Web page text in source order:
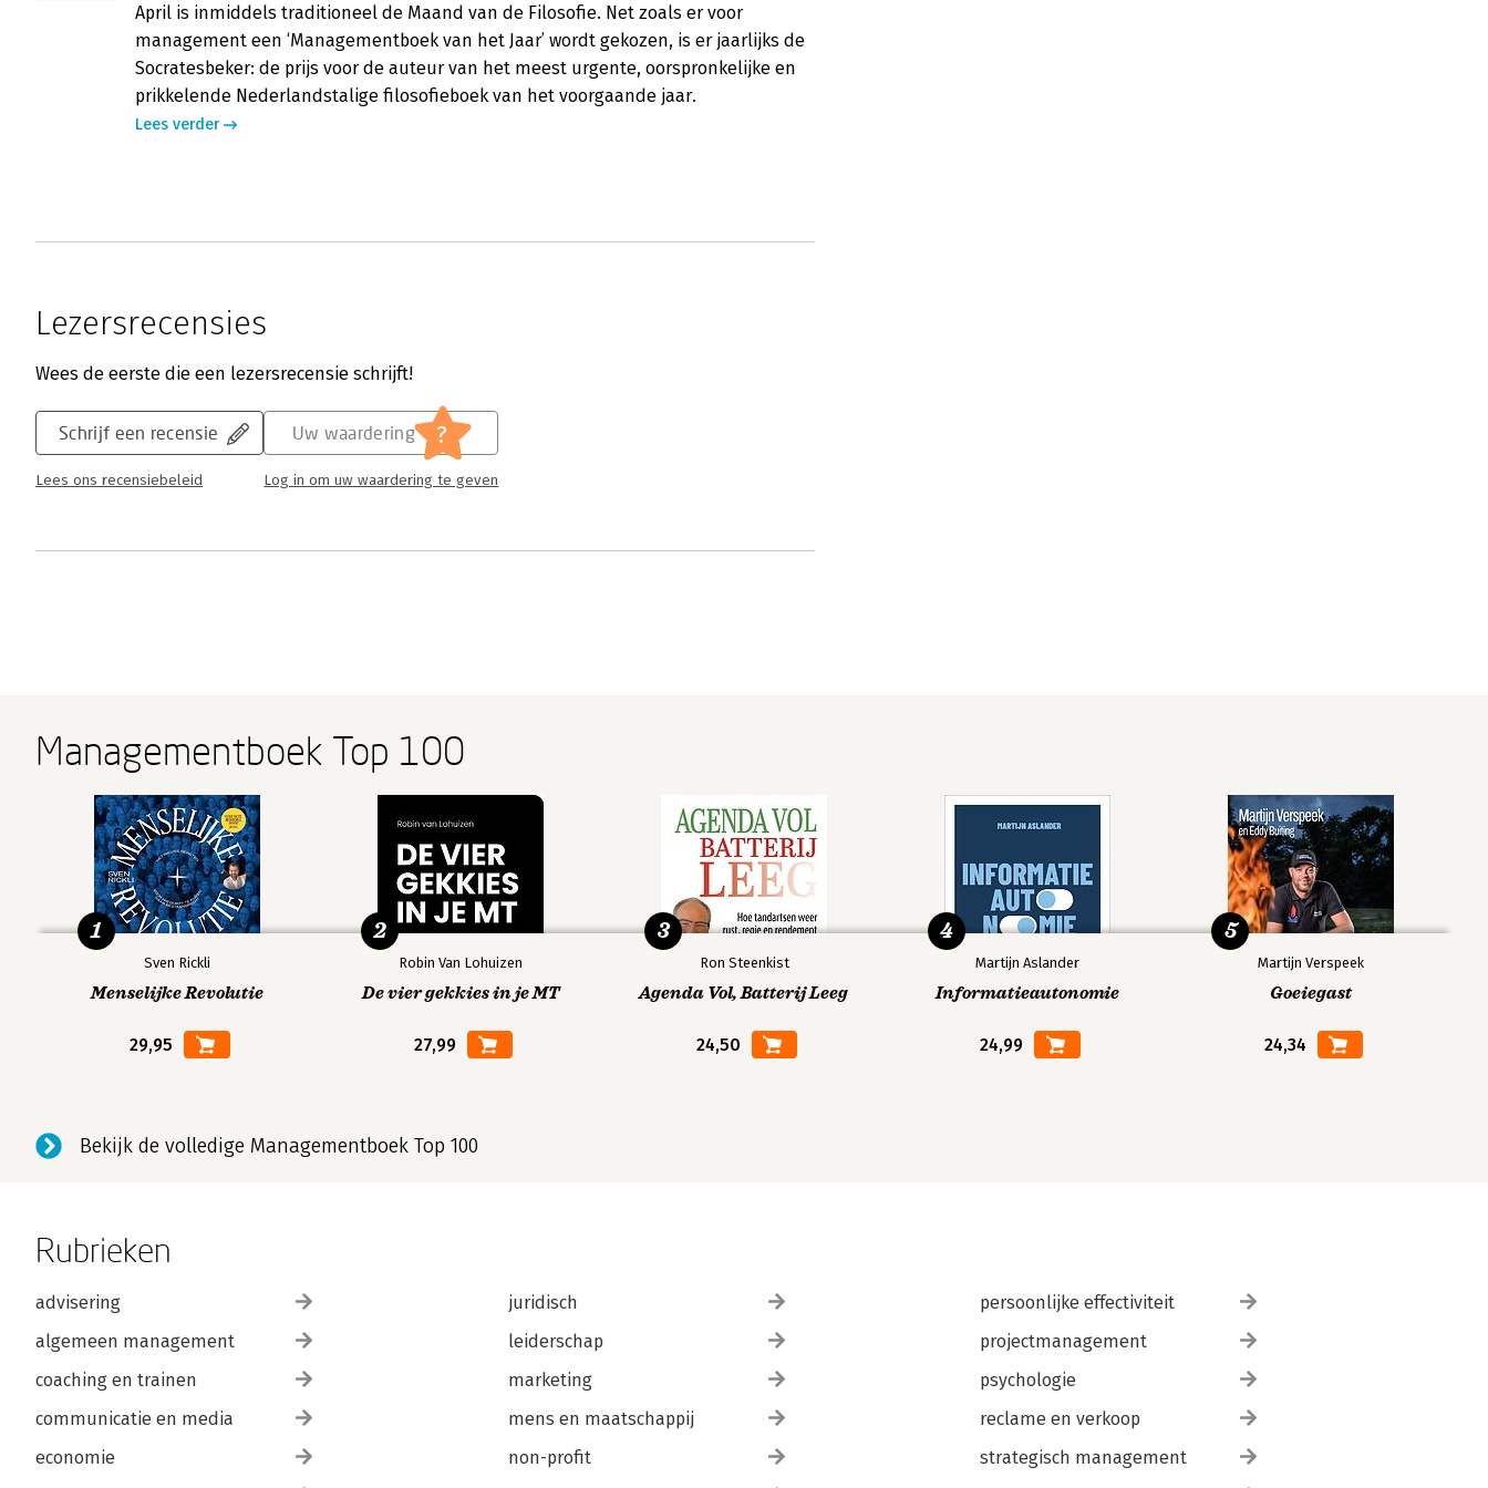
April is inmiddels traditioneel de Maand van de Filosofie. Net zoals er voor
management een ‘Managementboek van het Jaar’ wordt gekozen, is er jaarlijks de
Socratesbeker: de prijs voor de auteur van het meest urgente, oorspronkelijke en
prikkelende Nederlandstalige filosofieboek van het voorgaande jaar.
Lees verder
Lezersrecensies
Wees de eerste die een lezersrecensie schrijft!
Schrijf een recensie
Lees ons recensiebeleid
Uw waardering ?
Log in om uw waardering te geven
Managementboek Top 100
Sven Rickli
Menselijke Revolutie
29,95
1
Robin Van Lohuizen
De vier gekkies in je MT
27,99
2
Ron Steenkist
Agenda Vol, Batterij Leeg
24,50
3
Martijn Aslander
Informatieautonomie
24,99
4
Martijn Verspeek
Goeiegast
24,34
5
Bekijk de volledige Managementboek Top 100
Rubrieken
advisering
algemeen management
coaching en trainen
communicatie en media
economie
juridisch
leiderschap
marketing
mens en maatschappij
non-profit
persoonlijke effectiviteit
projectmanagement
psychologie
reclame en verkoop
strategisch management